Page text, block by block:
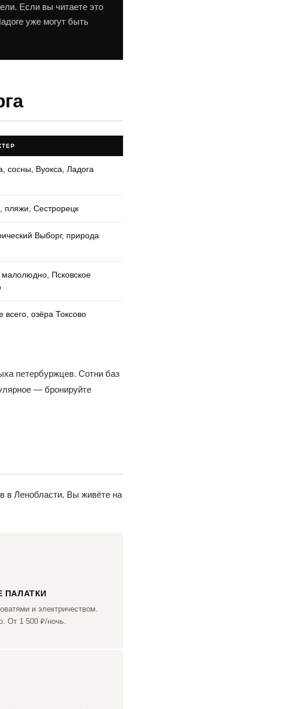
Если вы читаете это
уже могут быть
сосны, Вуокса, Ладога
пляжи, Сестрорецк
Выборг, природа
малолюдно, Псковское
всего, озёра Токсово
петербуржцев. Сотни баз
— бронируйте
в Ленобласти. Вы живёте на
ПАЛАТКИ
и электричеством.
От 1 500 ₽/ночь.